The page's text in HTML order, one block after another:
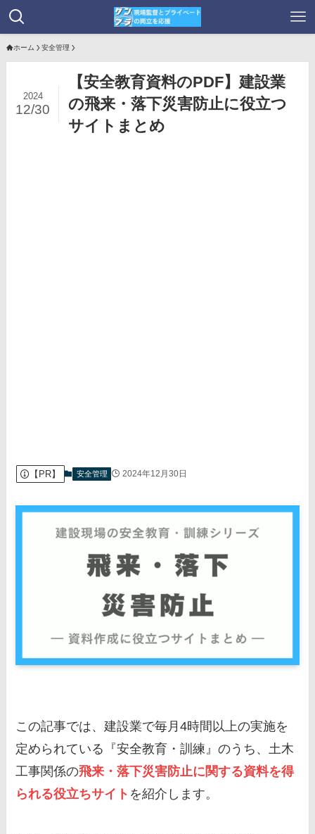
ホーム 安全管理
【安全教育資料のPDF】建設業
の飛来・落下災害防止に役立つ
サイトまとめ
2024
12/30
【PR】 安全管理 2024年12月30日
この記事では、建設業で毎月4時間以上の実施を
定められている『安全教育・訓練』のうち、土木
工事関係の飛来・落下災害防止に関する資料を得
られる役立ちサイト を紹介します。